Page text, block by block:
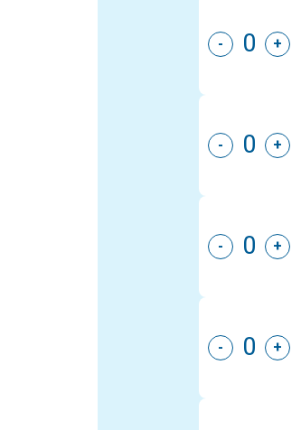
+
-
+
-
+
-
+
-